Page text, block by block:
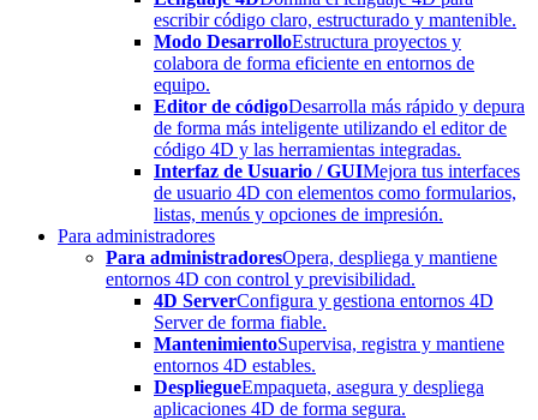
escribir código claro, estructurado y mantenible.
Modo DesarrolloEstructura proyectos y
colabora de forma eficiente en entornos de
equipo.
Editor de códigoDesarrolla más rápido y depura
de forma más inteligente utilizando el editor de
código 4D y las herramientas integradas.
Interfaz de Usuario / GUIMejora tus interfaces
de usuario 4D con elementos como formularios,
listas, menús y opciones de impresión.
Para administradores
Para administradoresOpera, despliega y mantiene
entornos 4D con control y previsibilidad.
4D ServerConfigura y gestiona entornos 4D
Server de forma fiable.
MantenimientoSupervisa, registra y mantiene
entornos 4D estables.
DespliegueEmpaqueta, asegura y despliega
aplicaciones 4D de forma segura.